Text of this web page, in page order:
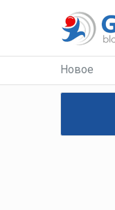
Новое